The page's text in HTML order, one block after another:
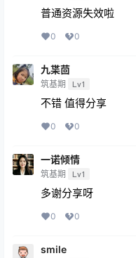
普通资源失效啦
0 0
九枼茴
筑基期 Lv1
不错 值得分享
0 0
一诺倾情
筑基期 Lv1
多谢分享呀
0 0
smile